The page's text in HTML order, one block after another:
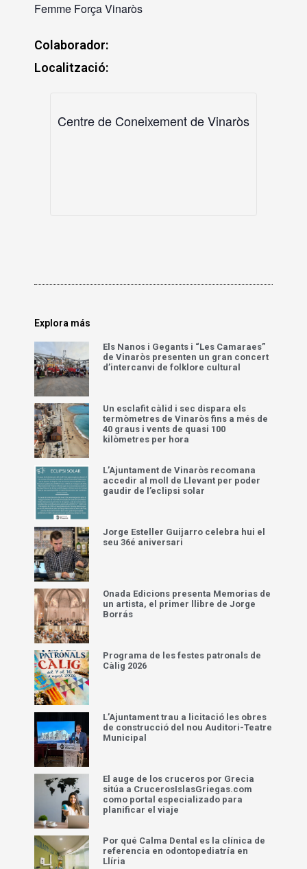
Femme Força Vinaròs
Colaborador:
Localització:
Centre de Coneixement de Vinaròs
Explora más
Els Nanos i Gegants i “Les Camaraes”
de Vinaròs presenten un gran concert
d’intercanvi de folklore cultural
Un esclafit càlid i sec dispara els
termòmetres de Vinaròs fins a més de
40 graus i vents de quasi 100
kilòmetres per hora
L’Ajuntament de Vinaròs recomana
accedir al moll de Llevant per poder
gaudir de l’eclipsi solar
Jorge Esteller Guijarro celebra hui el
seu 36é aniversari
Onada Edicions presenta Memorias de
un artista, el primer llibre de Jorge
Borrás
Programa de les festes patronals de
Càlig 2026
L’Ajuntament trau a licitació les obres
de construcció del nou Auditori-Teatre
Municipal
El auge de los cruceros por Grecia
sitúa a CrucerosIslasGriegas.com
como portal especializado para
planificar el viaje
Por qué Calma Dental es la clínica de
referencia en odontopediatría en
Llíria